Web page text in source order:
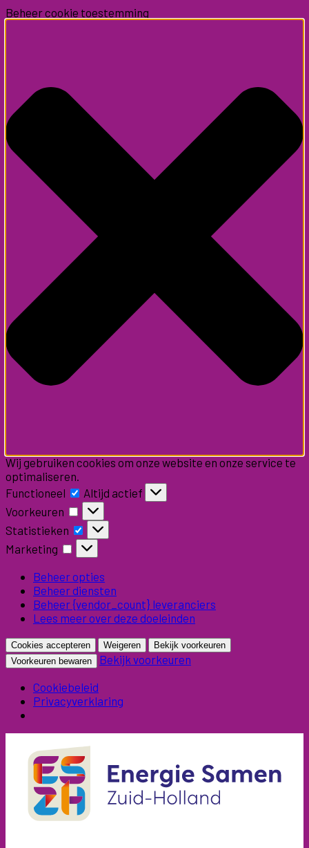
Beheer cookie toestemming
Wij gebruiken cookies om onze website en onze service te
optimaliseren.
Functioneel
Functioneel
Altijd actief
Voorkeuren
Voorkeuren
Statistieken
Statistieken
Marketing
Marketing
Beheer opties
Beheer diensten
Beheer {vendor_count} leveranciers
Lees meer over deze doeleinden
Cookies accepteren Weigeren
Bekijk voorkeuren
Voorkeuren bewaren
Bekijk voorkeuren
Cookiebeleid
Privacyverklaring